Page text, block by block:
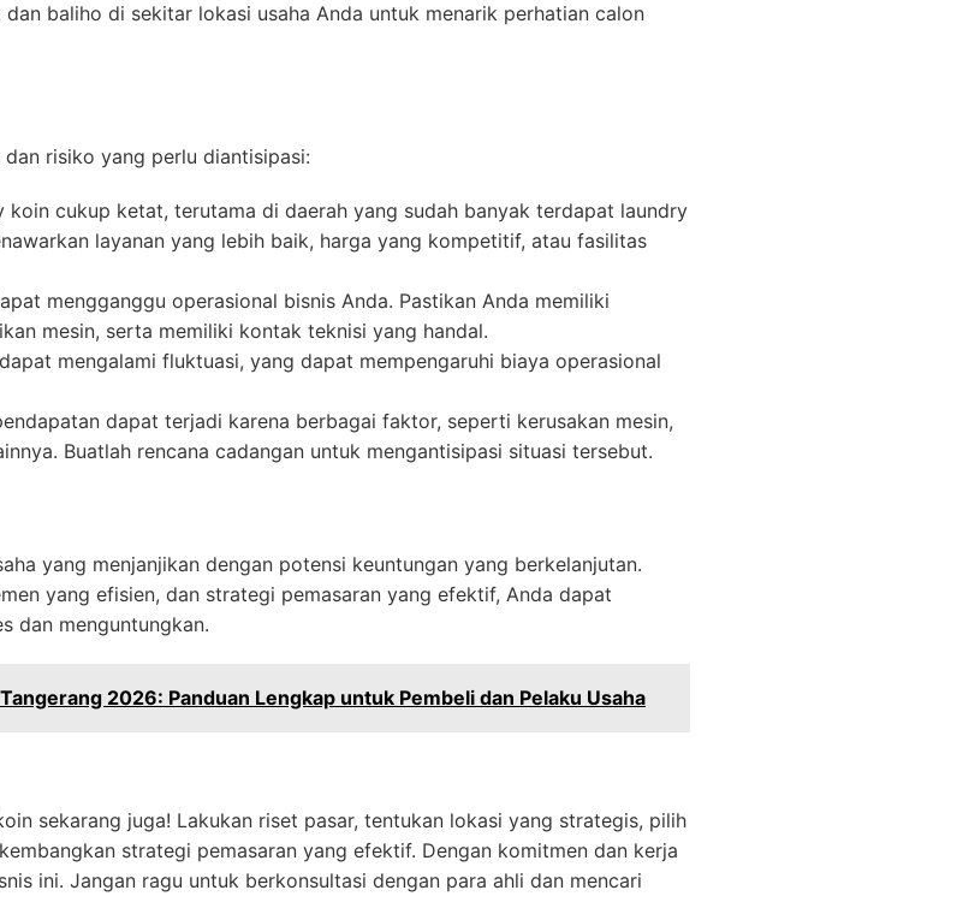
dan baliho di sekitar lokasi usaha Anda untuk menarik perhatian calon
risiko yang perlu diantisipasi:
koin cukup ketat, terutama di daerah yang sudah banyak terdapat laundry
layanan yang lebih baik, harga yang kompetitif, atau fasilitas
mengganggu operasional bisnis Anda. Pastikan Anda memiliki
mesin, serta memiliki kontak teknisi yang handal.
mengalami fluktuasi, yang dapat mempengaruhi biaya operasional
dapat terjadi karena berbagai faktor, seperti kerusakan mesin,
Buatlah rencana cadangan untuk mengantisipasi situasi tersebut.
yang menjanjikan dengan potensi keuntungan yang berkelanjutan.
yang efisien, dan strategi pemasaran yang efektif, Anda dapat
dan menguntungkan.
2026: Panduan Lengkap untuk Pembeli dan Pelaku Usaha
sekarang juga! Lakukan riset pasar, tentukan lokasi yang strategis, pilih
strategi pemasaran yang efektif. Dengan komitmen dan kerja
ini. Jangan ragu untuk berkonsultasi dengan para ahli dan mencari